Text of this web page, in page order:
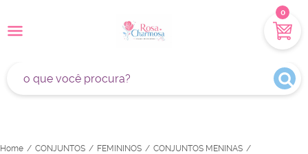
0
Home CONJUNTOS FEMININOS
CONJUNTOS MENINAS